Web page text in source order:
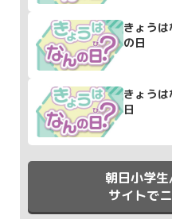
きょう
の日
きょう
日
朝日小学
サイトで